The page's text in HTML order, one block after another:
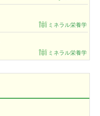
ミネラル栄養学
ミネラル栄養学